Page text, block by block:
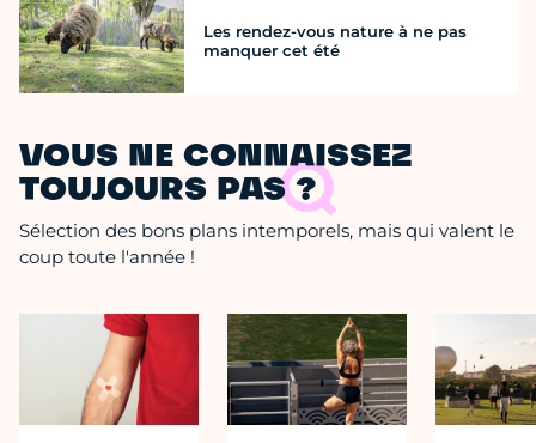
Les rendez-vous nature à ne pas
manquer cet été
VOUS NE CONNAISSEZ
TOUJOURS PAS ?
Sélection des bons plans intemporels, mais qui valent le
coup toute l'année !